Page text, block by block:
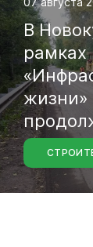
В
рамках
жизни»